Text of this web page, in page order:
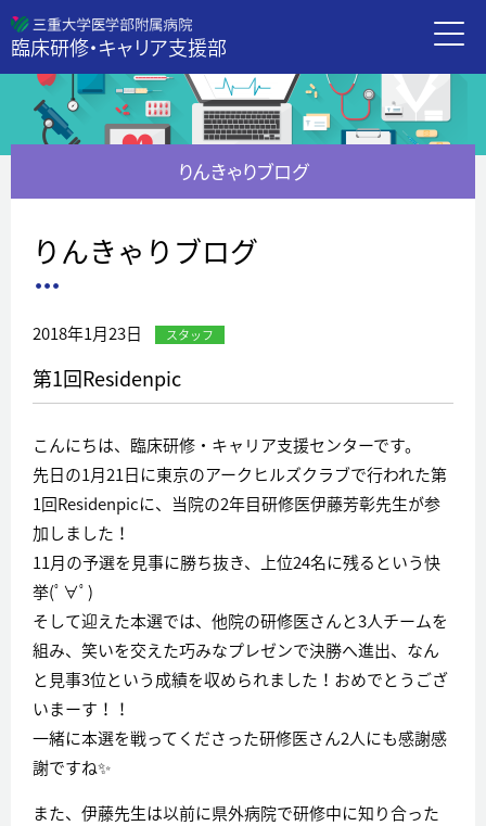
三重大学病
臨床研修・キャリア支援部
りんきゃりブログ
りんきゃりブログ
2018年1月23日 スタッフ
第1回Residenpic
こんにちは、臨床研修・キャリア支援センターです。
先日の1月21日に東京のアークヒルズクラブで行われた第
1回Residenpicに、当院の2年目研修医伊藤芳彰先生が参
加しました！
11月の予選を見事に勝ち抜き、上位24名に残るという快
挙(ﾟ∀ﾟ)
そして迎えた本選では、他院の研修医さんと3人チームを
組み、笑いを交えた巧みなプレゼンで決勝へ進出、なん
と見事3位という成績を収められました！おめでとうござ
いまーす！！
一緒に本選を戦ってくださった研修医さん2人にも感謝感
謝ですね✨
また、伊藤先生は以前に県外病院で研修中に知り合った